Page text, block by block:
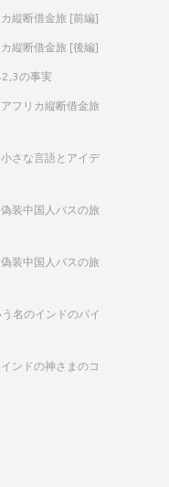
縦断借金旅 [前編]
縦断借金旅 [後編]
2,3の事実
フリカ縦断借金旅
さな言語とアイデ
装中国人バスの旅
装中国人バスの旅
名のインドのバイ
ンドの神さまのコ